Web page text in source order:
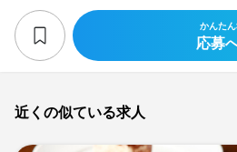
かんたん
応募
近くの似ている求人
お店の採用担当者からのメッ
少しでも興味をお持ちでしたら、ぜひ
・好奇心を持って仕事に取り組める方
・誠実に仕事に取り組める方
・チームで仕事することに意欲的な方
お店の採用担当者からのメッ
・誠実に仕事に取り組める方
・チームで仕事することに意欲的な方
・我々と同じ夢に向かっていける方
店名